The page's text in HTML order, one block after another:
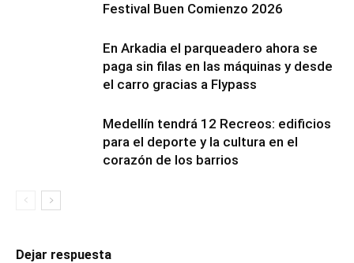
Festival Buen Comienzo 2026
En Arkadia el parqueadero ahora se
paga sin filas en las máquinas y desde
el carro gracias a Flypass
Medellín tendrá 12 Recreos: edificios
para el deporte y la cultura en el
corazón de los barrios
Dejar respuesta